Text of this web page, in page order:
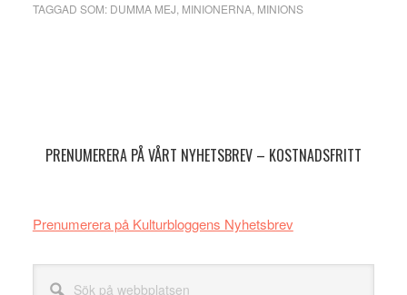
TAGGAD SOM: DUMMA MEJ MINIONERNA, MINIONS
PRENUMERERA PÅ VÅRT NYHETSBREV – KOSTNADSFRITT
Prenumerera på Kulturbloggens Nyhetsbrev